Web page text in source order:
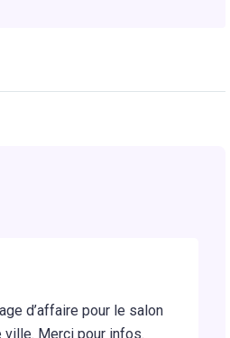
d’affaire pour le salon
ville. Merci pour infos.